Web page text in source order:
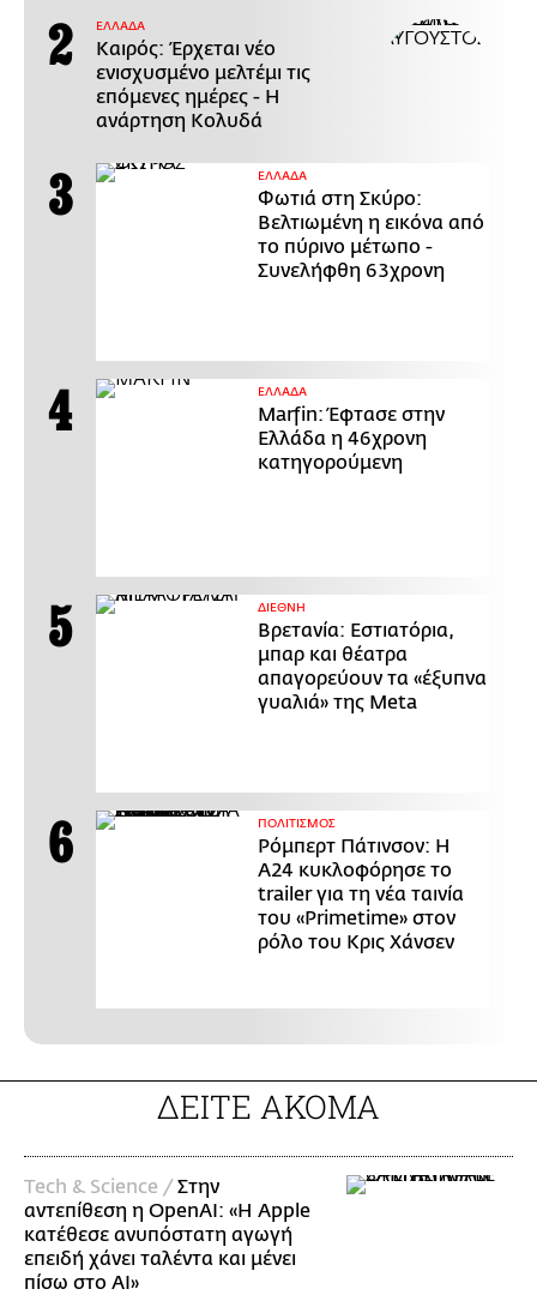
ΕΛΛΑΔΑ
Καιρός: Έρχεται νέο
ενισχυσμένο μελτέμι τις
επόμενες ημέρες - Η
ανάρτηση Κολυδά
ΕΛΛΑΔΑ
Φωτιά στη Σκύρο:
Βελτιωμένη η εικόνα από
το πύρινο μέτωπο -
Συνελήφθη 63χρονη
ΕΛΛΑΔΑ
Marfin: Έφτασε στην
Ελλάδα η 46χρονη
κατηγορούμενη
ΔΙΕΘΝΗ
Βρετανία: Εστιατόρια,
μπαρ και θέατρα
απαγορεύουν τα «έξυπνα
γυαλιά» της Meta
ΠΟΛΙΤΙΣΜΟΣ
Ρόμπερτ Πάτινσον: Η
Α24 κυκλοφόρησε το
trailer για τη νέα ταινία
του «Primetime» στον
ρόλο του Κρις Χάνσεν
ΔΕΙΤΕ ΑΚΟΜΑ
Τech & Science /Στην
αντεπίθεση η OpenAI: «Η Apple
κατέθεσε ανυπόστατη αγωγή
επειδή χάνει ταλέντα και μένει
πίσω στο AI»